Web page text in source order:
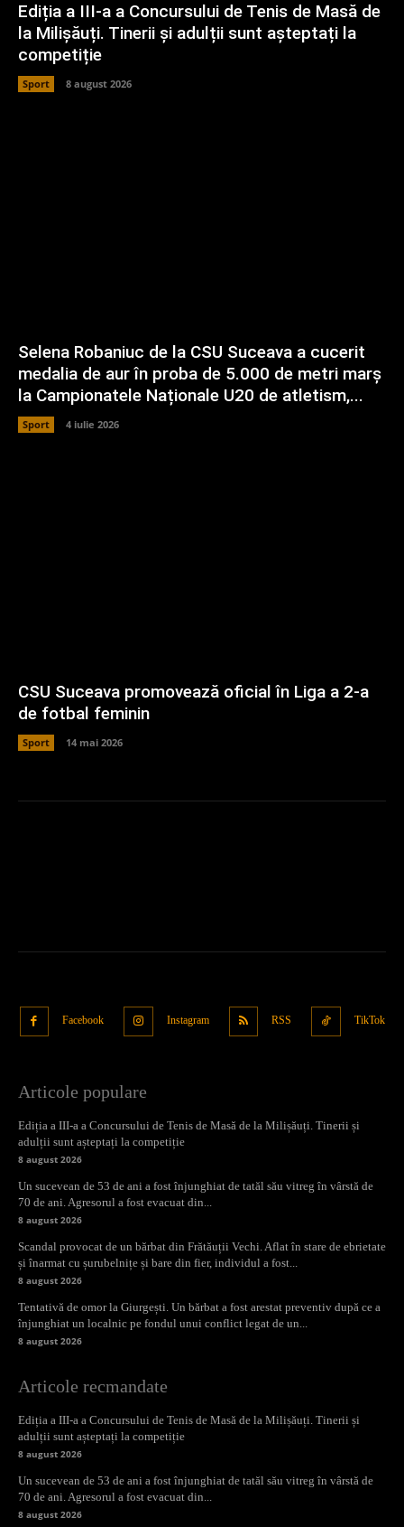
Ediția a III-a a Concursului de Tenis de Masă de
la Milișăuți. Tinerii și adulții sunt așteptați la
competiție
Sport 8 august 2026
Selena Robaniuc de la CSU Suceava a cucerit
medalia de aur în proba de 5.000 de metri marș
la Campionatele Naționale U20 de atletism,...
Sport 4 iulie 2026
CSU Suceava promovează oficial în Liga a 2-a
de fotbal feminin
Sport 14 mai 2026
Facebook Instagram RSS TikTok
Articole populare
Ediția a III-a a Concursului de Tenis de Masă de la Milișăuți. Tinerii și
adulții sunt așteptați la competiție
8 august 2026
Un sucevean de 53 de ani a fost înjunghiat de tatăl său vitreg în vârstă de
70 de ani. Agresorul a fost evacuat din...
8 august 2026
Scandal provocat de un bărbat din Frătăuții Vechi. Aflat în stare de ebrietate
și înarmat cu șurubelnițe și bare din fier, individul a fost...
8 august 2026
Tentativă de omor la Giurgești. Un bărbat a fost arestat preventiv după ce a
înjunghiat un localnic pe fondul unui conflict legat de un...
8 august 2026
Articole recmandate
Ediția a III-a a Concursului de Tenis de Masă de la Milișăuți. Tinerii și
adulții sunt așteptați la competiție
8 august 2026
Un sucevean de 53 de ani a fost înjunghiat de tatăl său vitreg în vârstă de
70 de ani. Agresorul a fost evacuat din...
8 august 2026